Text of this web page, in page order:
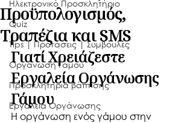
Ηλεκτρονικό Προσκλητήριο
Quiz
Tips | Προτάσεις | Συμβουλές
Οργάνωση Γάμου
Προσκλητήρια βάπτισης
Εργαλεία Οργάνωσης
Προϋπολογισμός,
Τραπέζια και SMS
Γιατί Χρειάζεστε
Εργαλεία Οργάνωσης
Γάμου
Η οργάνωση ενός γάμου στην